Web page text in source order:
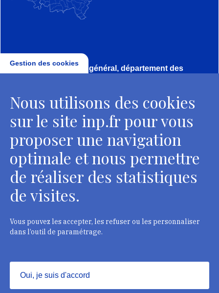
Direction, secrétariat général, département des
2 rue Vivienne - 75002 Paris
Tél. : + 33 1 44 41 16 41
Contacts
Département des restaurateurs
124 rue Henri Barbusse - 93300 Aubervilliers
Contacts
Gestion des cookies
Nous utilisons des cookies
sur le site inp.fr pour vous
proposer une navigation
optimale et nous permettre
de réaliser des statistiques
de visites.
Vous pouvez les accepter, les refuser ou les personnaliser
dans l’outil de paramétrage.
Oui, je suis d'accord
Masquer